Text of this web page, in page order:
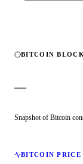
BITCOIN BLOCK
—
Snapshot of Bitcoin
BITCOIN PRICE